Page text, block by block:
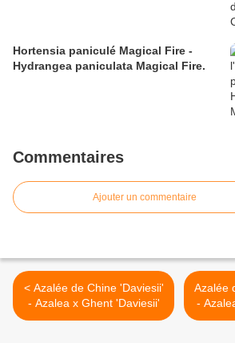
Hortensia paniculé Magical Fire -
Hydrangea paniculata Magical Fire.
Commentaires
Ajouter un commentaire
< Azalée de Chine 'Daviesii'
- Azalea x Ghent 'Daviesii'
Azalée
-